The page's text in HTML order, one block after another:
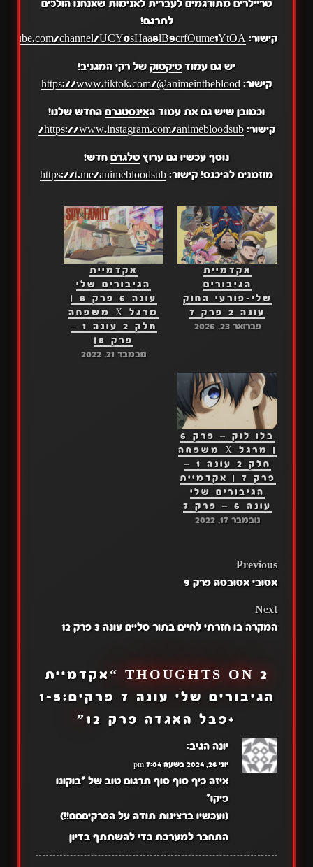
טריילרים מתורגמים לעברית לאנימות שאנחנו הולכים
לתרגם!
קישור: channel/UCY0sHaa8lB9crfOume1YtOA
יש גם עמודטיקטוקשל רקי המגניב!
קישור: https://www.tiktok.com/@animeintheblood
וכמובן שיש גם את עמוד האינסטגרם החדש שלנו!
קישור:https://www.instagram.com/animebloodsub/
נוסף עכשיו גם ערוץטלגרםחדש!
מוזמנים להיכנס! קישור: https://t.me/animebloodsub
אקדמיית
הגיבורים
שלי-פורעי החוק
עונה 2 פרק 7
פברואר 23, 2026
אקדמיית
הגיבורים שלי
עונה 6 פרק 8 |
מרגל X משפחה
חלק 2 עונה 1 –
פרק 8|
נובמבר 21, 2022
בלו לוק – פרק 6
| מרגל X משפחה
חלק 2 עונה 1 –
פרק 7 | אקדמיית
הגיבורים שלי
עונה 6 – פרק 7
נובמבר 17, 2022
POST
Previous
אסובי אסובסה פרק 9
Next
המקרה בו חזרתי לחיים בתור סליים עונה 3 פרק 12
2 THOUGHTS ON “
אקדמיית
הגיבורים שלי עונה 7 פרקים:1-5
+פבל האגדה פרק 12
”
יונה הגיב:
יוני 26, 2024 בשעה 7:04 pm
איזה כיף סוף סוף תרגום טוב של *בוקונו
פיקו*
(ועכשיו ברצינות תודה על הפרקיםםם!!)
התחבר למערכת כדי להשתתף בדיון